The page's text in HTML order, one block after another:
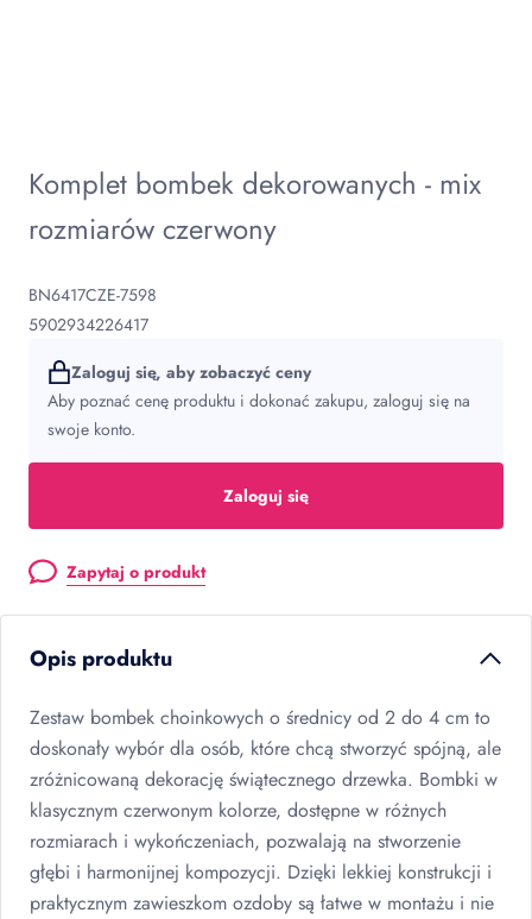
Komplet bombek dekorowanych - mix
rozmiarów czerwony
BN6417CZE-7598
5902934226417
Zaloguj się, aby zobaczyć ceny
Aby poznać cenę produktu i dokonać zakupu, zaloguj się na
swoje konto.
Zaloguj się
Zapytaj o produkt
Opis produktu
Zestaw bombek choinkowych o średnicy od 2 do 4 cm to
doskonały wybór dla osób, które chcą stworzyć spójną, ale
zróżnicowaną dekorację świątecznego drzewka. Bombki w
klasycznym czerwonym kolorze, dostępne w różnych
rozmiarach i wykończeniach, pozwalają na stworzenie
głębi i harmonijnej kompozycji. Dzięki lekkiej konstrukcji i
praktycznym zawieszkom ozdoby są łatwe w montażu i nie